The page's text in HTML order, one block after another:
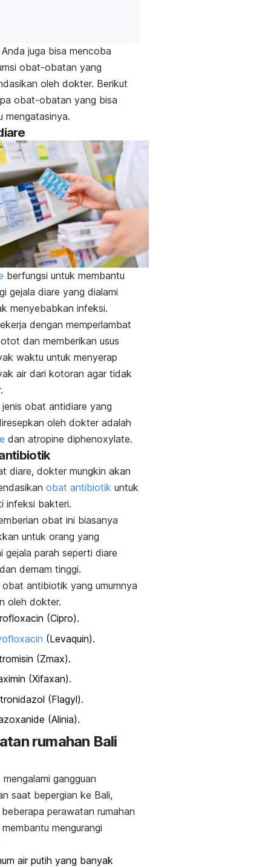
juga bisa mencoba
obat-obatan yang
oleh dokter. Berikut
obat-obatan yang bisa
mengatasinya.
berfungsi untuk membantu
gejala diare yang dialami
menyebabkan infeksi.
dengan memperlambat
dan memberikan usus
waktu untuk menyerap
air dari kotoran agar tidak
obat antidiare yang
oleh dokter adalah
dan atropine diphenoxylate.
diare, dokter mungkin akan
obat antibiotik untuk
infeksi bakteri.
obat ini biasanya
untuk orang yang
gejala parah seperti diare
demam tinggi.
obat antibiotik yang umumnya
oleh dokter.
(Cipro).
(Levaquin).
(Zmax).
(Xifaxan).
(Flagyl).
(Alinia).
rumahan Bali
gangguan
saat bepergian ke Bali,
perawatan rumahan
mengurangi
air putih yang banyak